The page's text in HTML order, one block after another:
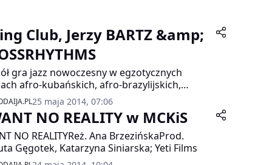
Patyra, Piotr Pławner, Agata Szymczewska,
Zdunik i bardzo wielu innych znakomitych
Club, Jerzy BARTZ &amp;
gra jazz nowoczesny w egzotycznych
afro-kubańskich, afro-brazylijskich,
Większość repertuaru zespołu
by zaliczyć do stylistyki „latin jazz”, ale
nie stroni od rytmiki również innych
wpisując się w bardziej ogólną
„etno jazz”.
25 maja 2014, 07:06
NO REALITY w MCKiS
NO REALITYReż. Ana BrzezińskaProd.
Gęgotek, Katarzyna Siniarska; Yeti Films